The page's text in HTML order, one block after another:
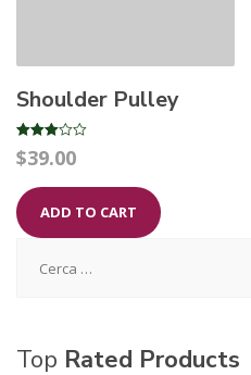
Shoulder Pulley
Rated
3.00
$39.00
ADD TO CART
per:
Top Rated Products